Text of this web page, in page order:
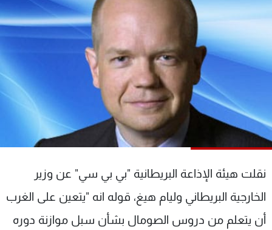
نقلت هيئة الإذاعة البريطانية "بي بي سي" عن وزير
الخارجية البريطاني وليام هيغ، قوله انه "يتعين على الغرب
أن يتعلم من دروس الصومال بشأن سبل موازنة دوره
إقتصاد
منوعات
كأس العالم
البرامج
جدول البرامج
الترددات
عن MTV
الإنـتـاج
تواصل معنا